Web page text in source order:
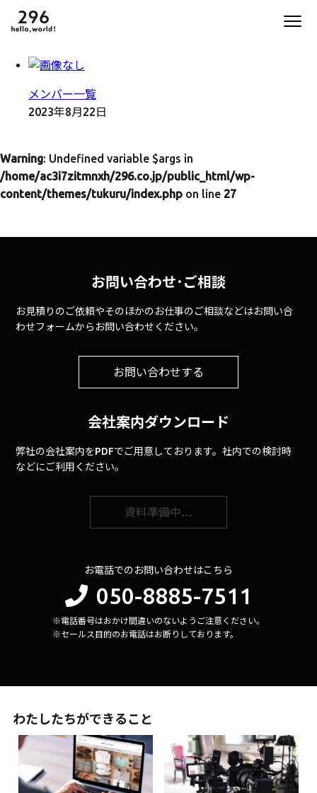
メンバー一覧
2023年8月22日
Warning: Undefined variable $args in
/home/ac3i7zitmnxh/296.co.jp/public_html/wp-
content/themes/tukuru/index.php on line 27
お問い合わせ･ご相談
お見積りのご依頼やそのほかのお仕事のご相談などはお問い合
わせフォームからお問い合わせください。
お問い合わせする
会社案内ダウンロード
弊社の会社案内をPDFでご用意しております。社内での検討時
などにご利用ください。
資料準備中…
お電話でのお問い合わせはこちら
050-8885-7511
※電話番号はおかけ間違いのないようご注意ください。
※セールス目的のお電話はお断りしております。
わたしたちができること